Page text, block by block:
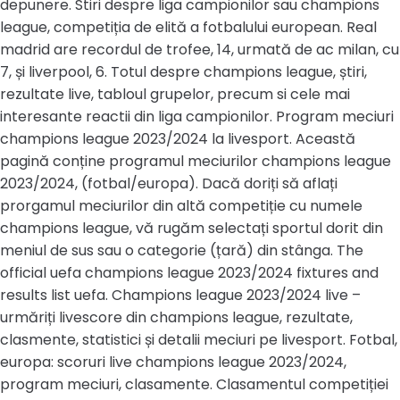
depunere. Stiri despre liga campionilor sau champions
league, competiția de elită a fotbalului european. Real
madrid are recordul de trofee, 14, urmată de ac milan, cu
7, și liverpool, 6. Totul despre champions league, știri,
rezultate live, tabloul grupelor, precum si cele mai
interesante reactii din liga campionilor. Program meciuri
champions league 2023/2024 la livesport. Această
pagină conține programul meciurilor champions league
2023/2024, (fotbal/europa). Dacă doriți să aflați
prorgamul meciurilor din altă competiție cu numele
champions league, vă rugăm selectați sportul dorit din
meniul de sus sau o categorie (țară) din stânga. The
official uefa champions league 2023/2024 fixtures and
results list uefa. Champions league 2023/2024 live –
urmăriți livescore din champions league, rezultate,
clasmente, statistici și detalii meciuri pe livesport. Fotbal,
europa: scoruri live champions league 2023/2024,
program meciuri, clasamente. Clasamentul competiției